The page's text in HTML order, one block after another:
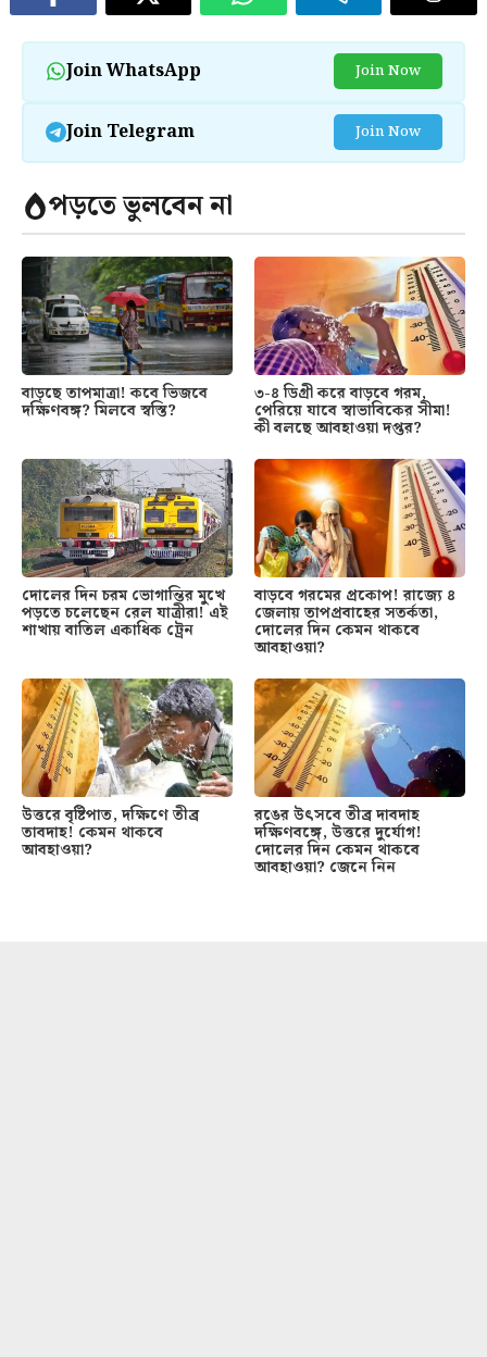
Join WhatsApp Join Now
Join Telegram Join Now
পড়তে ভুলবেন না
বাড়ছে তাপমাত্রা! কবে ভিজবে
দক্ষিণবঙ্গ? মিলবে স্বস্তি?
৩-৪ ডিগ্রী করে বাড়বে গরম,
পেরিয়ে যাবে স্বাভাবিকের সীমা!
কী বলছে আবহাওয়া দপ্তর?
দোলের দিন চরম ভোগান্তির মুখে
পড়তে চলেছেন রেল যাত্রীরা! এই
শাখায় বাতিল একাধিক ট্রেন
বাড়বে গরমের প্রকোপ! রাজ্যে ৪
জেলায় তাপপ্রবাহের সতর্কতা,
দোলের দিন কেমন থাকবে
আবহাওয়া?
উত্তরে বৃষ্টিপাত, দক্ষিণে তীব্র
তাবদাহ! কেমন থাকবে
আবহাওয়া?
রঙের উৎসবে তীব্র দাবদাহ
দক্ষিণবঙ্গে, উত্তরে দুর্যোগ!
দোলের দিন কেমন থাকবে
আবহাওয়া? জেনে নিন